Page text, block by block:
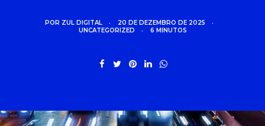
SEGURO
BUSCA
POR ZUL DIGITAL • 20 DE DEZEMBRO DE 2025
•
UNCATEGORIZED
• 6 MINUTOS